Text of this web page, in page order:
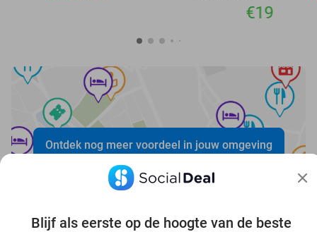
Blijf als eerste op de hoogte van de beste
€19
Ontdek nog meer voordeel in jouw omgeving